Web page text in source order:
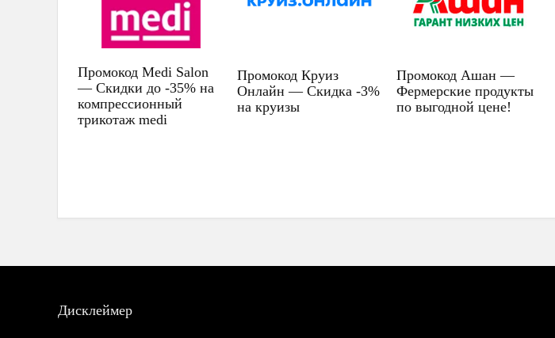
Промокод Medi Salon
— Скидки до -35% на
компрессионный
трикотаж medi
Промокод Круиз
Онлайн — Скидка -3%
на круизы
Промокод Ашан —
Фермерские продукты
по выгодной цене!
Дисклеймер